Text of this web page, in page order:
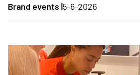
Brand events |5-6-2026